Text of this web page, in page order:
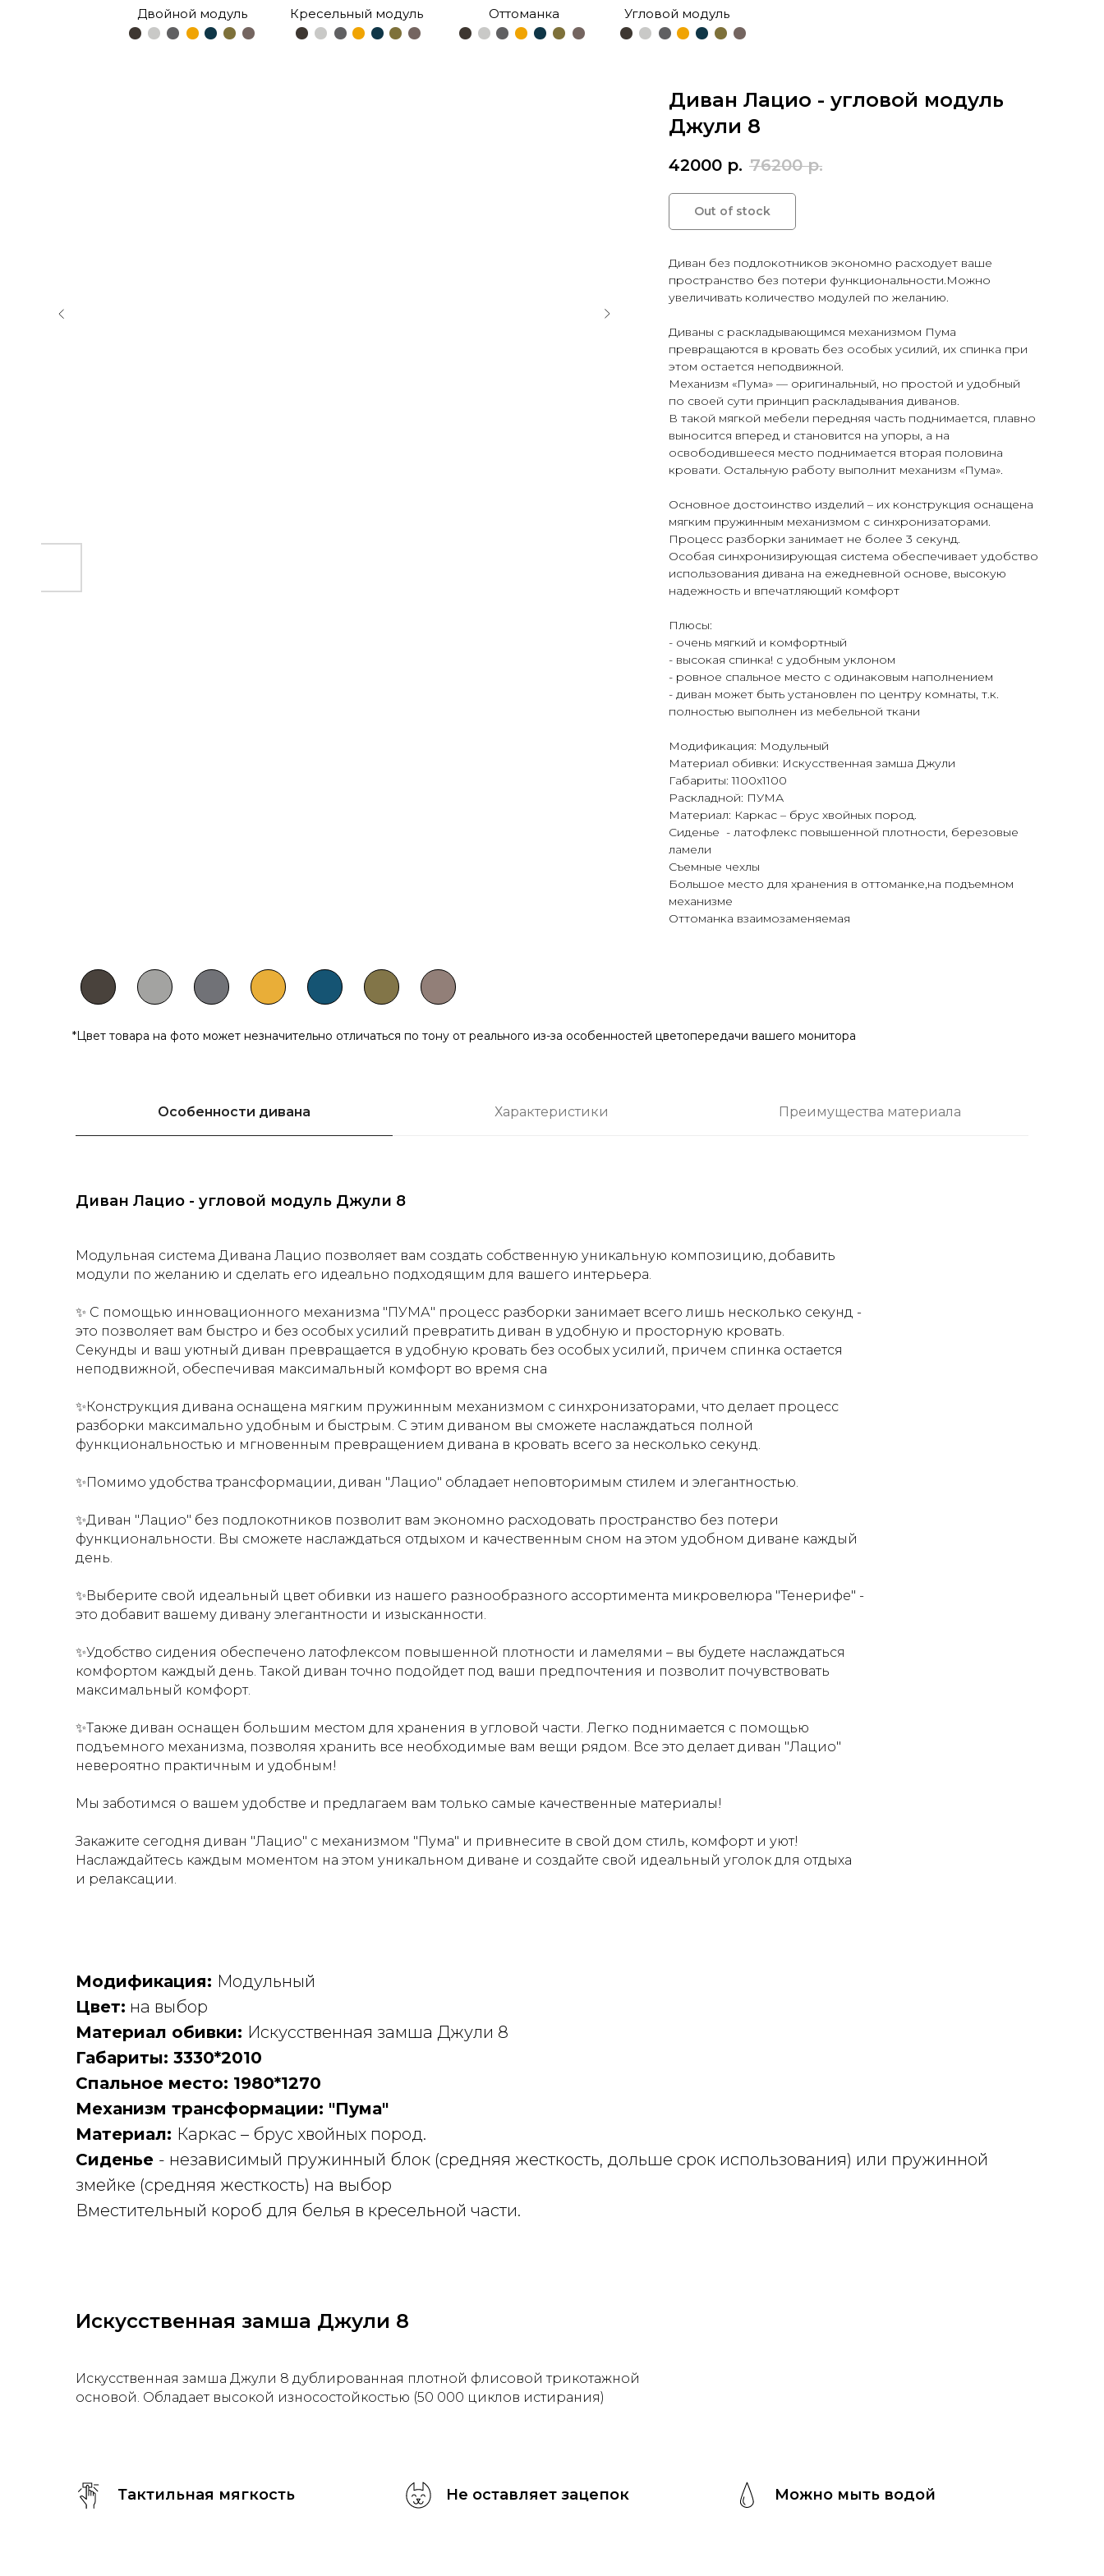
Двойной модуль Кресельный модуль Оттоманка Угловой модуль
Диван Лацио - угловой модуль
Джули 8
42000 р. 76200 р.
Out of stock
Диван без подлокотников экономно расходует ваше
пространство без потери функциональности.Можно
увеличивать количество модулей по желанию.
Диваны с раскладывающимся механизмом Пума
превращаются в кровать без особых усилий, их спинка при
этом остается неподвижной.
Механизм «Пума» — оригинальный, но простой и удобный
по своей сути принцип раскладывания диванов.
В такой мягкой мебели передняя часть поднимается, плавно
выносится вперед и становится на упоры, а на
освободившееся место поднимается вторая половина
кровати. Остальную работу выполнит механизм «Пума».
Основное достоинство изделий – их конструкция оснащена
мягким пружинным механизмом с синхронизаторами.
Процесс разборки занимает не более 3 секунд.
Особая синхронизирующая система обеспечивает удобство
использования дивана на ежедневной основе, высокую
надежность и впечатляющий комфорт
Плюсы:
- очень мягкий и комфортный
- высокая спинка! с удобным уклоном
- ровное спальное место с одинаковым наполнением
- диван может быть установлен по центру комнаты, т.к.
полностью выполнен из мебельной ткани
Модификация: Модульный
Материал обивки: Искусственная замша Джули
Габариты: 1100х1100
Раскладной: ПУМА
Материал: Каркас – брус хвойных пород.
Сиденье - латофлекс повышенной плотности, березовые
ламели
Съемные чехлы
Большое место для хранения в оттоманке,на подъемном
механизме
Оттоманка взаимозаменяемая
*Цвет товара на фото может незначительно отличаться по тону от реального из-за особенностей цветопередачи вашего монитора
Особенности дивана Характеристики Преимущества материала
Диван Лацио - угловой модуль Джули 8
Модульная система Дивана Лацио позволяет вам создать собственную уникальную композицию, добавить
модули по желанию и сделать его идеально подходящим для вашего интерьера.
✨ С помощью инновационного механизма "ПУМА" процесс разборки занимает всего лишь несколько секунд -
это позволяет вам быстро и без особых усилий превратить диван в удобную и просторную кровать.
Секунды и ваш уютный диван превращается в удобную кровать без особых усилий, причем спинка остается
неподвижной, обеспечивая максимальный комфорт во время сна
✨Конструкция дивана оснащена мягким пружинным механизмом с синхронизаторами, что делает процесс
разборки максимально удобным и быстрым. С этим диваном вы сможете наслаждаться полной
функциональностью и мгновенным превращением дивана в кровать всего за несколько секунд.
✨Помимо удобства трансформации, диван "Лацио" обладает неповторимым стилем и элегантностью.
✨Диван "Лацио" без подлокотников позволит вам экономно расходовать пространство без потери
функциональности. Вы сможете наслаждаться отдыхом и качественным сном на этом удобном диване каждый
день.
✨Выберите свой идеальный цвет обивки из нашего разнообразного ассортимента микровелюра "Тенерифе" -
это добавит вашему дивану элегантности и изысканности.
✨Удобство сидения обеспечено латофлексом повышенной плотности и ламелями – вы будете наслаждаться
комфортом каждый день. Такой диван точно подойдет под ваши предпочтения и позволит почувствовать
максимальный комфорт.
✨Также диван оснащен большим местом для хранения в угловой части. Легко поднимается с помощью
подъемного механизма, позволяя хранить все необходимые вам вещи рядом. Все это делает диван "Лацио"
невероятно практичным и удобным!
Мы заботимся о вашем удобстве и предлагаем вам только самые качественные материалы!
Закажите сегодня диван "Лацио" с механизмом "Пума" и привнесите в свой дом стиль, комфорт и уют!
Наслаждайтесь каждым моментом на этом уникальном диване и создайте свой идеальный уголок для отдыха
и релаксации.
Модификация: Модульный
Цвет: на выбор
Материал обивки: Искусственная замша Джули 8
Габариты: 3330*2010
Спальное место: 1980*1270
Механизм трансформации: "Пума"
Материал: Каркас – брус хвойных пород.
Сиденье - независимый пружинный блок (средняя жесткость, дольше срок использования) или пружинной
змейке (средняя жесткость) на выбор
Вместительный короб для белья в кресельной части.
Искусственная замша Джули 8
Искусственная замша Джули 8 дублированная плотной флисовой трикотажной
основой. Обладает высокой износостойкостью (50 000 циклов истирания)
Тактильная мягкость Не оставляет зацепок Можно мыть водой